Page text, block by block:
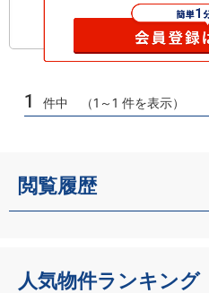
1 件中 （1～1 件を表示）
閲覧履歴
人気物件ランキング